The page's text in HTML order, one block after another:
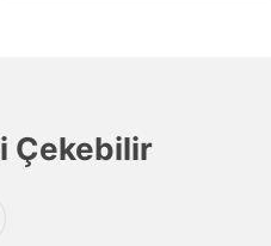
Çekebilir